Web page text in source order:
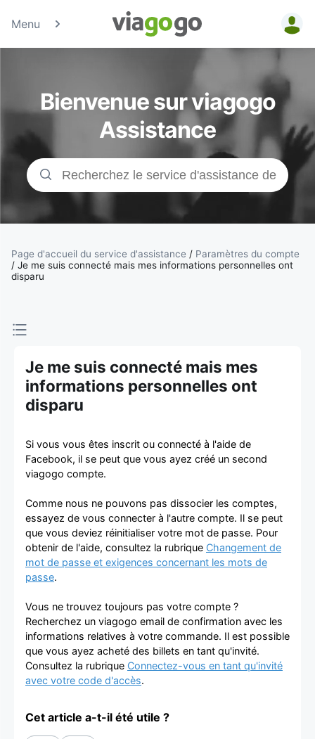
Menu
Billets -
Billet pour
concerts,
événements
sportifs et
théâtre |
viagogo, la
de vente de
billets
Bienvenue sur viagogo
Assistance
Page d'accueil du service d'assistance / Paramètres du compte
/ Je me suis connecté mais mes informations personnelles ont
disparu
Je me suis connecté mais mes
informations personnelles ont
disparu
Si vous vous êtes inscrit ou connecté à l'aide de
Facebook, il se peut que vous ayez créé un second
viagogo compte.
Comme nous ne pouvons pas dissocier les comptes,
essayez de vous connecter à l'autre compte. Il se peut
que vous deviez réinitialiser votre mot de passe. Pour
obtenir de l'aide, consultez la rubrique Changement de
mot de passe et exigences concernant les mots de
passe.
Vous ne trouvez toujours pas votre compte ?
Recherchez un viagogo email de confirmation avec les
informations relatives à votre commande. Il est possible
que vous ayez acheté des billets en tant qu'invité.
Consultez la rubrique Connectez-vous en tant qu'invité
avec votre code d'accès.
Cet article a-t-il été utile ?